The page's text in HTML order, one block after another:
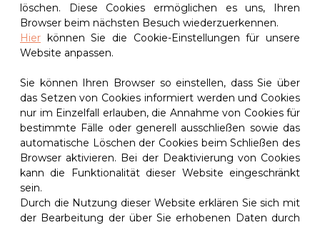
löschen. Diese Cookies ermöglichen es uns, Ihren
Browser beim nächsten Besuch wiederzuerkennen.
Hier können Sie die Cookie-Einstellungen für unsere
Website anpassen.
Sie können Ihren Browser so einstellen, dass Sie über
das Setzen von Cookies informiert werden und Cookies
nur im Einzelfall erlauben, die Annahme von Cookies für
bestimmte Fälle oder generell ausschließen sowie das
automatische Löschen der Cookies beim Schließen des
Browser aktivieren. Bei der Deaktivierung von Cookies
kann die Funktionalität dieser Website eingeschränkt
sein.
Durch die Nutzung dieser Website erklären Sie sich mit
der Bearbeitung der über Sie erhobenen Daten durch